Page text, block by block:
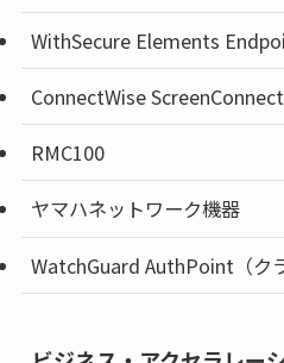
WithSecure Elements
ConnectWise ScreenConnect
RMC100
ヤマハネットワーク機器
WatchGuard AuthPoint（ク